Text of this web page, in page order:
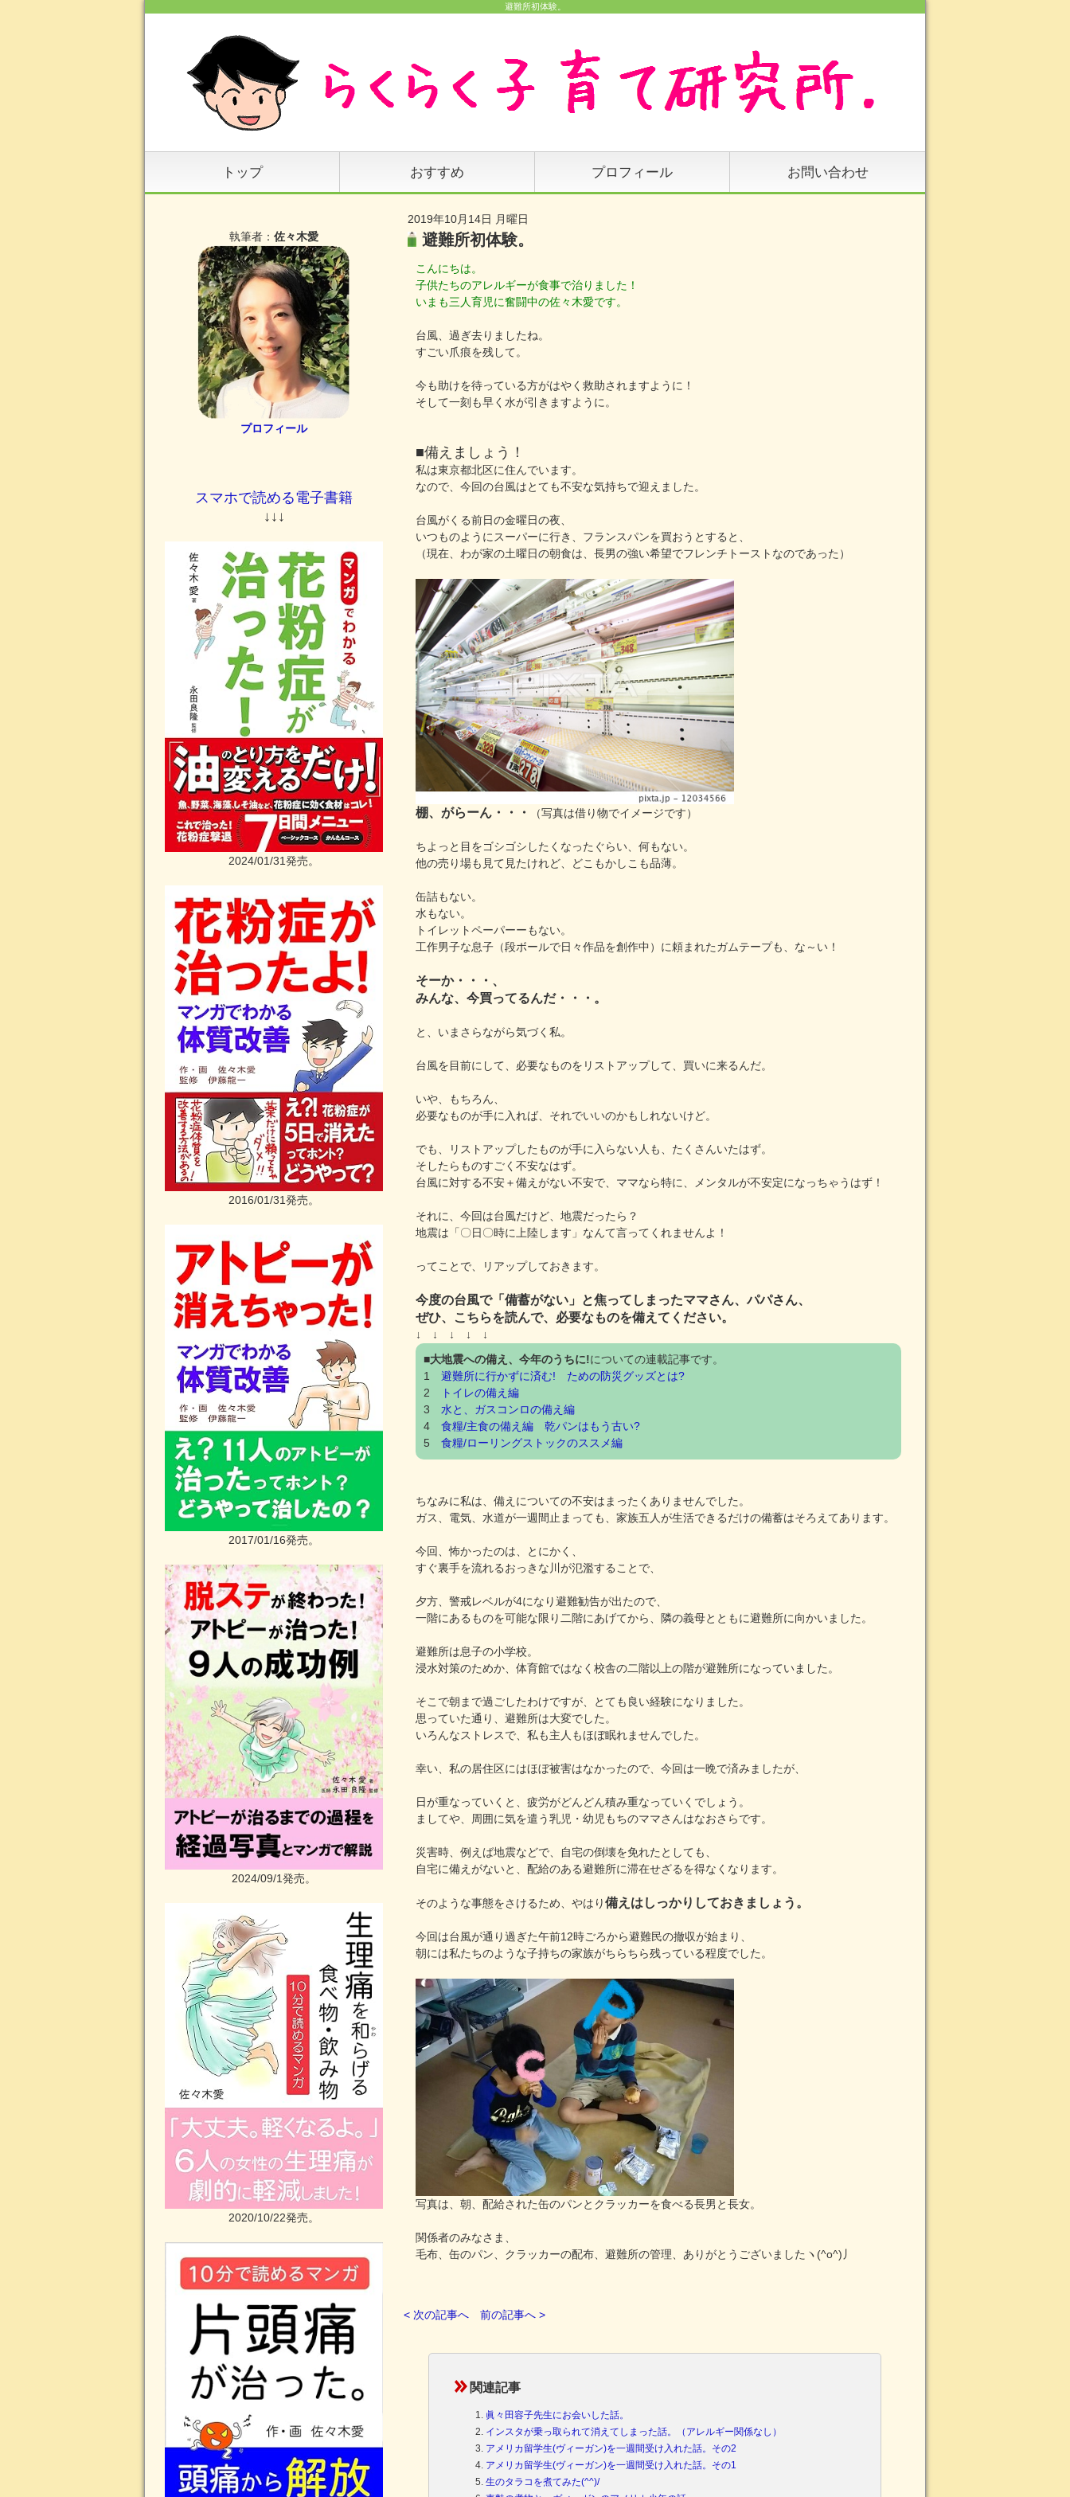
避難所初体験。
トップ おすすめ プロフィール お問い合わせ
2019年10月14日 月曜日
避難所初体験。
こんにちは。
子供たちのアレルギーが食事で治りました！
いまも三人育児に奮闘中の佐々木愛です。
台風、過ぎ去りましたね。
すごい爪痕を残して。
今も助けを待っている方がはやく救助されますように！
そして一刻も早く水が引きますように。
■備えましょう！
私は東京都北区に住んでいます。
なので、今回の台風はとても不安な気持ちで迎えました。
台風がくる前日の金曜日の夜、
いつものようにスーパーに行き、フランスパンを買おうとすると、
（現在、わが家の土曜日の朝食は、長男の強い希望でフレンチトーストなのであった）
棚、がらーん・・・ （写真は借り物でイメージです）
ちよっと目をゴシゴシしたくなったぐらい、何もない。
他の売り場も見て見たけれど、どこもかしこも品薄。
缶詰もない。
水もない。
トイレットペーパーーもない。
工作男子な息子（段ボールで日々作品を創作中）に頼まれたガムテープも、な～い！
そーか・・・、
みんな、今買ってるんだ・・・。
と、いまさらながら気づく私。
台風を目前にして、必要なものをリストアップして、買いに来るんだ。
いや、もちろん、
必要なものが手に入れば、それでいいのかもしれないけど。
でも、リストアップしたものが手に入らない人も、たくさんいたはず。
そしたらものすごく不安なはず。
台風に対する不安＋備えがない不安で、ママなら特に、メンタルが不安定になっちゃうはず！
それに、今回は台風だけど、地震だったら？
地震は「〇日〇時に上陸します」なんて言ってくれませんよ！
ってことで、リアップしておきます。
今度の台風で「備蓄がない」と焦ってしまったママさん、パパさん、
ぜひ、こちらを読んで、必要なものを備えてください。
↓ ↓ ↓ ↓ ↓
■大地震への備え、今年のうちに!についての連載記事です。
1 避難所に行かずに済む! ための防災グッズとは?
2
トイレの備え編
3 水と、ガスコンロの備え編
4 食糧/主食の備え編 乾パンはもう古い?
5 食糧/ローリングストックのススメ編
ちなみに私は、備えについての不安はまったくありませんでした。
ガス、電気、水道が一週間止まっても、家族五人が生活できるだけの備蓄はそろえてあります。
今回、怖かったのは、とにかく、
すぐ裏手を流れるおっきな川が氾濫することで、
夕方、警戒レベルが4になり避難勧告が出たので、
一階にあるものを可能な限り二階にあげてから、隣の義母とともに避難所に向かいました。
避難所は息子の小学校。
浸水対策のためか、体育館ではなく校舎の二階以上の階が避難所になっていました。
そこで朝まで過ごしたわけですが、とても良い経験になりました。
思っていた通り、避難所は大変でした。
いろんなストレスで、私も主人もほぼ眠れませんでした。
幸い、私の居住区にはほぼ被害はなかったので、今回は一晩で済みましたが、
日が重なっていくと、疲労がどんどん積み重なっていくでしょう。
ましてや、周囲に気を遣う乳児・幼児もちのママさんはなおさらです。
災害時、例えば地震などで、自宅の倒壊を免れたとしても、
自宅に備えがないと、配給のある避難所に滞在せざるを得なくなります。
そのような事態をさけるため、やはり備えはしっかりしておきましょう。
今回は台風が通り過ぎた午前12時ごろから避難民の撤収が始まり、
朝には私たちのような子持ちの家族がちらちら残っている程度でした。
写真は、朝、配給された缶のパンとクラッカーを食べる長男と長女。
関係者のみなさま、
毛布、缶のパン、クラッカーの配布、避難所の管理、ありがとうございましたヽ(^o^)丿
< 次の記事へ 前の記事へ >
関連記事
眞々田容子先生にお会いした話。
インスタが乗っ取られて消えてしまった話。（アレルギー関係なし）
アメリカ留学生(ヴィーガン)を一週間受け入れた話。その2
アメリカ留学生(ヴィーガン)を一週間受け入れた話。その1
生のタラコを煮てみた(^^)/
執筆者： 佐々木愛
プロフィール
スマホで読める電子書籍
↓↓↓
2024/01/31発売。
2016/01/31発売。
2017/01/16発売。
2024/09/1発売。
2020/10/22発売。